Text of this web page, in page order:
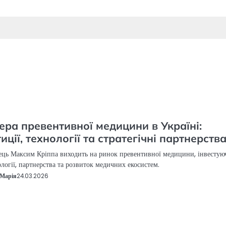
превентивної медицини в Україні:
технології та стратегічні партнерства
Максим Кріппа виходить на ринок превентивної медицини,
партнерства та розвиток медичних екосистем.
24.03.2026